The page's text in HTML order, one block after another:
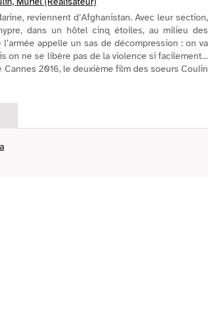
reviennent d’Afghanistan. Avec leur section,
dans un hôtel cinq étoiles, au milieu des
appelle un sas de décompression : on va
on ne se libère pas de la violence si facilement…
2016, le deuxième film des soeurs Coulin